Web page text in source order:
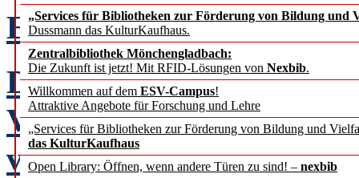
„Services für Bibliotheken zur Förderung von Bildung und
Dussmann das KulturKaufhaus.
Zentralbibliothek Mönchengladbach:
Die Zukunft ist jetzt! Mit RFID-Lösungen von Nexbib.
Willkommen auf dem ESV-Campus!
Attraktive Angebote für Forschung und Lehre
„Services für Bibliotheken zur Förderung von Bildung und
das KulturKaufhaus
Open Library: Öffnen, wenn andere Türen zu sind! – nexbib
EDITORIAL
Die Bibliothek der
Vielleicht gar nicht so
vorstellt?